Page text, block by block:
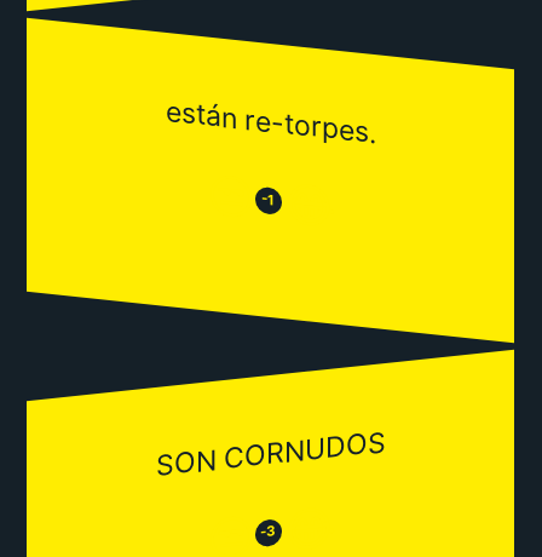
están re-torpes.
😒 -1 😂
SON CORNUDOS
😒 -3 😂